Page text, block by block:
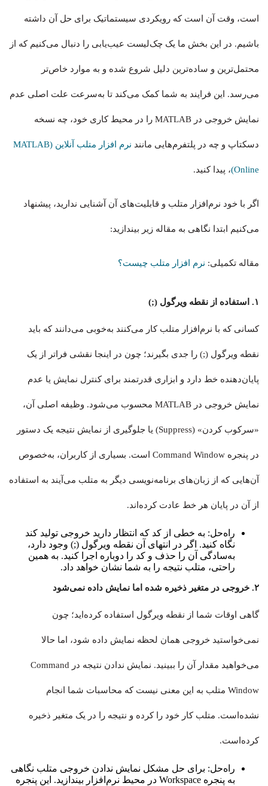
است، وقت آن است که رویکردی سیستماتیک برای حل آن داشته
باشیم. در این بخش ما یک چک‌لیست عیب‌یابی را دنبال می‌کنیم که از
محتمل‌ترین و ساده‌ترین دلیل شروع شده و به موارد خاص‌تر
می‌رسد. این فرایند به شما کمک می‌کند تا به‌سرعت علت اصلی عدم
نمایش خروجی در MATLAB را در محیط کاری خود، چه نسخه
دسکتاپ و چه در پلتفرم‌هایی مانند نرم افزار متلب آنلاین (MATLAB
Online) ، پیدا کنید.
اگر با خود نرم‌افزار متلب و قابلیت‌های آن آشنایی ندارید، پیشنهاد
می‌کنیم ابتدا نگاهی به مقاله زیر بیندازید:
مقاله تکمیلی: نرم افزار متلب چیست؟
۱. استفاده از نقطه ویرگول (;)
کسانی که با نرم‌افزار متلب کار می‌کنند به‌خوبی می‌دانند که باید
نقطه ویرگول (;) را جدی بگیرند؛ چون در اینجا نقشی فراتر از یک
پایان‌دهنده خط دارد و ابزاری قدرتمند برای کنترل نمایش یا عدم
نمایش خروجی در MATLAB محسوب می‌شود. وظیفه اصلی آن،
«سرکوب کردن» (Suppress) یا جلوگیری از نمایش نتیجه یک دستور
در پنجره Command Window است. بسیاری از کاربران، به‌خصوص
آن‌هایی که از زبان‌های برنامه‌نویسی دیگر به متلب می‌آیند به استفاده
از آن در پایان هر خط عادت کرده‌اند.
راه‌حل: به خطی از کد که انتظار دارید خروجی تولید کند
نگاه کنید. اگر در انتهای آن نقطه ویرگول (;) وجود دارد،
به‌سادگی آن را حذف و کد را دوباره اجرا کنید. به همین
راحتی، متلب نتیجه را به شما نشان خواهد داد.
۲. خروجی در متغیر ذخیره شده اما نمایش داده نمی‌شود
گاهی اوقات شما از نقطه ویرگول استفاده کرده‌اید؛ چون
نمی‌خواستید خروجی همان لحظه نمایش داده شود، اما حالا
می‌خواهید مقدار آن را ببینید. نمایش ندادن نتیجه در Command
Window متلب به این معنی نیست که محاسبات شما انجام
نشده‌است. متلب کار خود را کرده و نتیجه را در یک متغیر ذخیره
کرده‌است.
راه‌حل: برای حل مشکل نمایش ندادن خروجی متلب نگاهی
به پنجره Workspace در محیط نرم‌افزار بیندازید. این پنجره